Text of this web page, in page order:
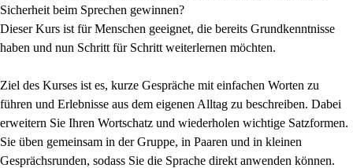
Sicherheit beim Sprechen gewinnen?
Dieser Kurs ist für Menschen geeignet, die bereits Grundkenntnisse
haben und nun Schritt für Schritt weiterlernen möchten.
Ziel des Kurses ist es, kurze Gespräche mit einfachen Worten zu
führen und Erlebnisse aus dem eigenen Alltag zu beschreiben. Dabei
erweitern Sie Ihren Wortschatz und wiederholen wichtige Satzformen.
Sie üben gemeinsam in der Gruppe, in Paaren und in kleinen
Gesprächsrunden, sodass Sie die Sprache direkt anwenden können.